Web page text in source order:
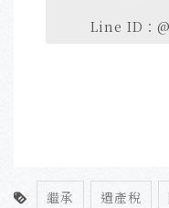
Line ID：
繼承 遺產稅